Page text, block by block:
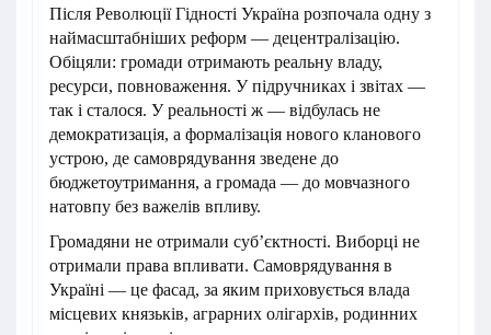
Після Революції Гідності Україна розпочала одну з
наймасштабніших реформ — децентралізацію.
Обіцяли: громади отримають реальну владу,
ресурси, повноваження. У підручниках і звітах —
так і сталося. У реальності ж — відбулась не
демократизація, а формалізація нового кланового
устрою, де самоврядування зведене до
бюджетоутримання, а громада — до мовчазного
натовпу без важелів впливу.
Громадяни не отримали суб’єктності. Виборці не
отримали права впливати. Самоврядування в
Україні — це фасад, за яким приховується влада
місцевих князьків, аграрних олігархів, родинних